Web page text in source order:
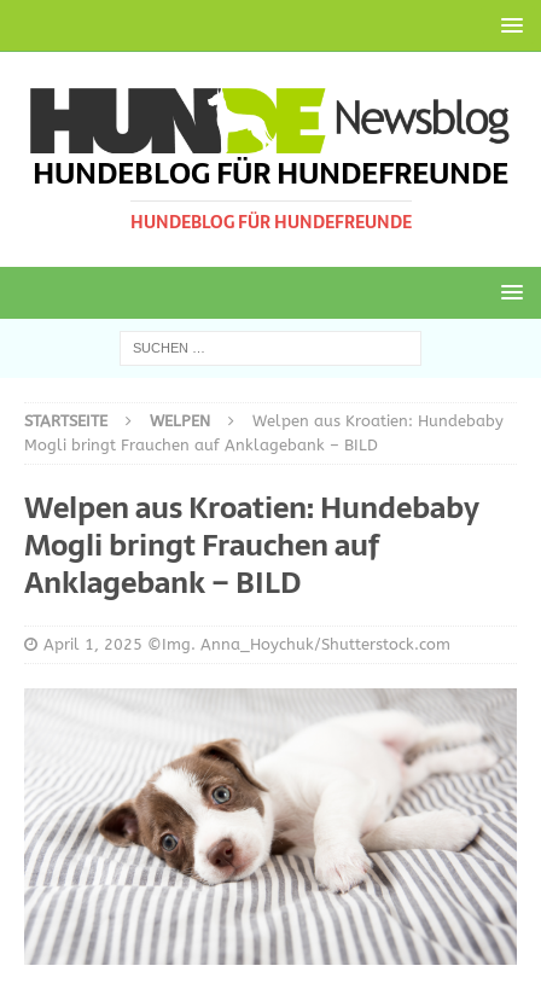
HUNDEBLOG FÜR HUNDEFREUNDE
HUNDEBLOG FÜR HUNDEFREUNDE
STARTSEITE WELPEN
Welpen aus Kroatien: Hundebaby
Mogli bringt Frauchen auf Anklagebank – BILD
Welpen aus Kroatien: Hundebaby
Mogli bringt Frauchen auf
Anklagebank – BILD
April 1, 2025 ©Img. Anna_Hoychuk/Shutterstock.com